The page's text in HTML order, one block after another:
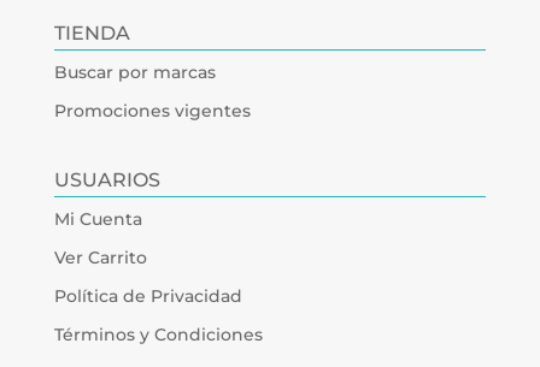
TIENDA
Buscar por marcas
Promociones vigentes
USUARIOS
Mi Cuenta
Ver Carrito
Política de Privacidad
Términos y Condiciones